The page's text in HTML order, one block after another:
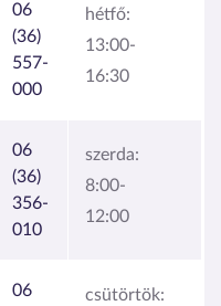
06
(36)
557-
000
hétfő:
13:00-
16:30
06
(36)
356-
010
szerda:
8:00-
12:00
06
csütörtök: